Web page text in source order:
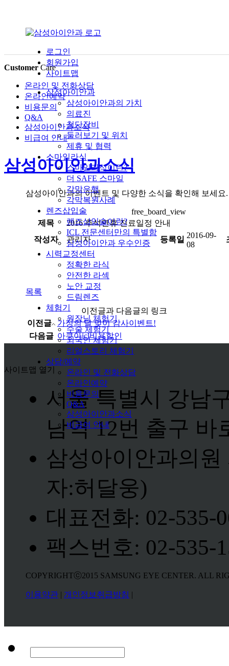
로그인
회원가입
사이트맵
삼성아이안과
삼성아이안과의 가치
의료진
첨단장비
둘러보기 및 위치
제휴 및 협력
스마일라식
스마일라식이란?
더 SAFE 스마일
각막은행
각막복원사례
렌즈삽입술
렌즈삽입술이란?
ICL 전문센터만의 특별함
삼성아이안과 우수인증
시력교정센터
정확한 라식
안전한 라섹
노안 교정
드림렌즈
체험기
원장님 체험기
수술 체험기
외국인 체험기
리얼스토리 체험기
상담/예약
온라인 및 전화상담
온라인예약
비용문의
Q&A
삼성아이안과소식
비급여 안내
Customer Care
온라인 및 전화상담
온라인예약
비용문의
Q&A
삼성아이안과소식
비급여 안내
삼성아이안과소식
삼성아이안과의 이벤트 및 다양한 소식을 확인해 보세요.
free_board_view
제목
2016 추석연휴 진료일정 안내
작성자
관리자 등록일 2016-09-
08
목록
이전글과 다음글의 링크
이전글
가정의 달 맞이 감사이벤트!
다음글 아쿠아icl비용할인
사이트맵 열기
서울 특별시 강남
남역 12번 출구 바
삼성아이안과의원
자:허달웅)
대표전화: 02-535-
팩스번호: 02-535-
COPYRIGHTⓒ2015 SAMSUNG EYE CENTER. ALL
이용약관 | 개인정보취급방침 |